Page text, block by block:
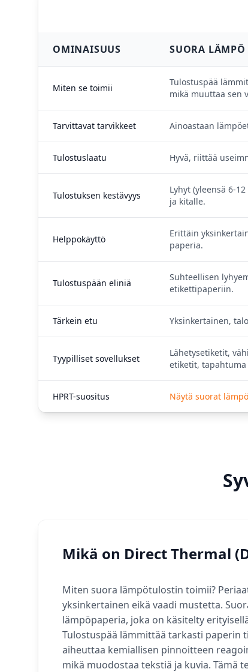
OMINAISUUS SUORA LÄMPÖ
Miten se toimii
Tulostuspää
mikä muuttaa sen
Tarvittavat tarvikkeet Ainoastaan
Tulostuslaatu Hyvä, riittää
Tulostuksen kestävyys
Lyhyt (yleensä 6-
ja kitalle.
Helppokäyttö
Erittäin
paperia.
Tulostuspään eliniä
Suhteellisen
etikettipaperiin.
Tärkein etu Yksinkertainen,
Tyypilliset sovellukset
Lähetysetiketit,
etiketit,
HPRT-suositus Näytä suorat
Mikä on Direct Thermal
Miten suora lämpötulostin toimii?
yksinkertainen eikä vaadi mustetta.
lämpöpaperia, joka on käsitelty
Tulostuspää lämmittää tarkasti paperin
aiheuttaa kemiallisen pinnoitteen
mikä muodostaa tekstiä ja kuvia. Tämä